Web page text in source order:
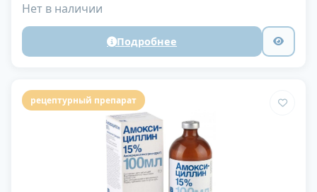
Нет в наличии
Подробнее
рецептурный препарат